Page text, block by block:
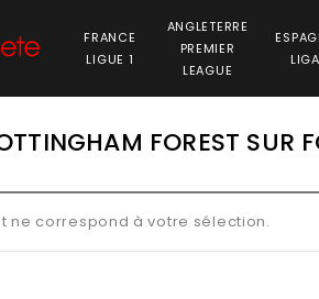
FRANCE
LIGUE 1
ANGLETERRE
PREMIER
LEAGUE
LIGA
FOREST SUR
ne correspond à votre sélection.